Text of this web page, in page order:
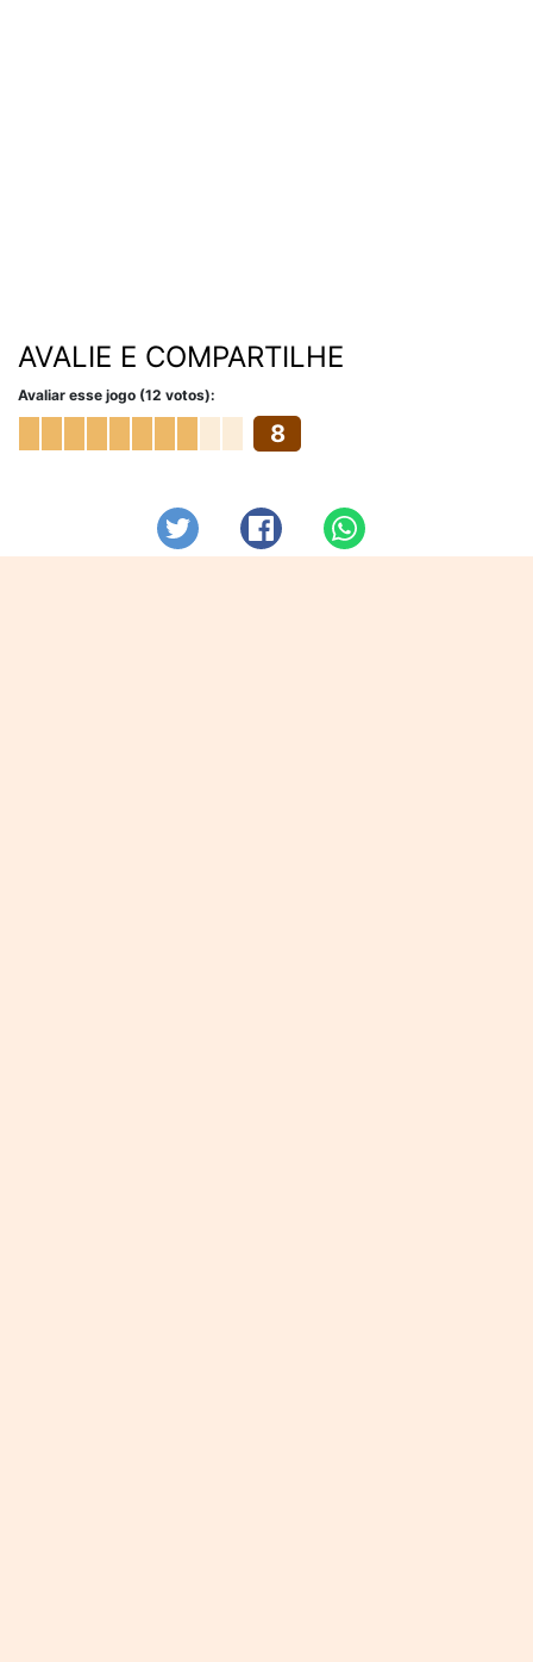
AVALIE E COMPARTILHE
Avaliar esse jogo (12 votos):
8